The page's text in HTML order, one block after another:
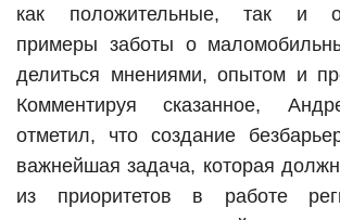
как положительные, так и
примеры заботы о
делиться мнениями, опытом и
Комментируя сказанное,
отметил, что создание
важнейшая задача, которая
из приоритетов в работе